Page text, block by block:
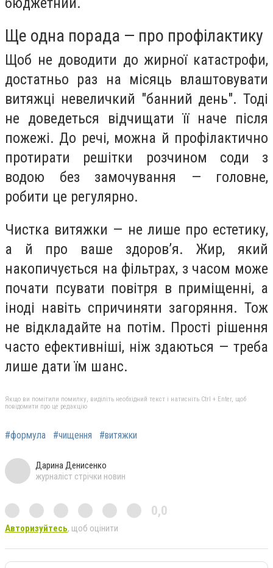
Ще одна порада — про профілактику
Щоб не доводити до жирної катастрофи,
достатньо раз на місяць влаштовувати
витяжці невеличкий "банний день". Тоді
не доведеться відчищати її наче після
пожежі. До речі, можна й профілактично
протирати решітки розчином соди з
водою без замочування — головне,
робити це регулярно.
Чистка витяжки — не лише про естетику,
а й про ваше здоров’я. Жир, який
накопичується на фільтрах, з часом може
почати псувати повітря в приміщенні, а
іноді навіть спричиняти загоряння. Тож
не відкладайте на потім. Прості рішення
часто ефективніші, ніж здаються — треба
лише дати їм шанс.
Якщо ви помітили помилку, виділіть необхідний текст і натисніть Ctrl + Enter, щоб
повідомити про це редакцію
#формула #чищення #витяжки
Дарина Денисенко
журналіст стрічки новин
0,0
Авторизуйтесь, щоб оцінити